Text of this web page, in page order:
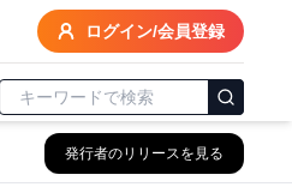
ログイン/会員登録
発行者のリリースを見る